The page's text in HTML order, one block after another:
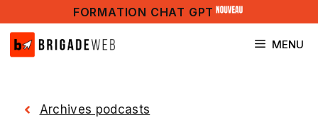
au
contenu
FORMATION CHAT GPT
MENU
Archives podcasts